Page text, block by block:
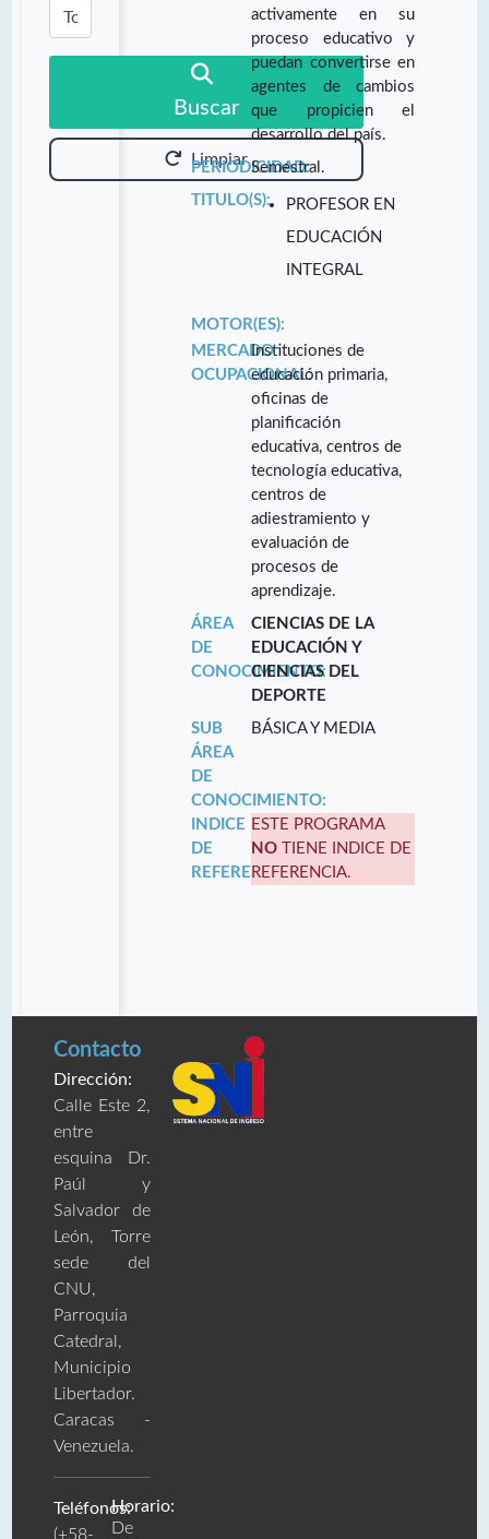
Buscar
Limpiar
activamente en su
proceso educativo y
puedan convertirse en
agentes de cambios
que propicien el
desarrollo del país.
PERIODICIDAD:
Semestral.
TITULO(S):
PROFESOR EN
EDUCACIÓN
INTEGRAL
MOTOR(ES):
MERCADO
OCUPACIONAL:
Instituciones de
educación primaria,
oficinas de
planificación
educativa, centros de
tecnología educativa,
centros de
adiestramiento y
evaluación de
procesos de
aprendizaje.
ÁREA
DE
CONOCIMIENTO:
CIENCIAS DE LA
EDUCACIÓN Y
CIENCIAS DEL
DEPORTE
SUB
ÁREA
DE
CONOCIMIENTO:
BÁSICA Y MEDIA
INDICE
DE
REFERENCIA:
ESTE PROGRAMA
NO TIENE INDICE DE
REFERENCIA.
Contacto
Dirección:
Calle Este 2,
entre
esquina Dr.
Paúl y
Salvador de
León, Torre
sede del
CNU,
Parroquia
Catedral,
Municipio
Libertador.
Caracas -
Venezuela.
Teléfonos:
(+58-
Horario:
De